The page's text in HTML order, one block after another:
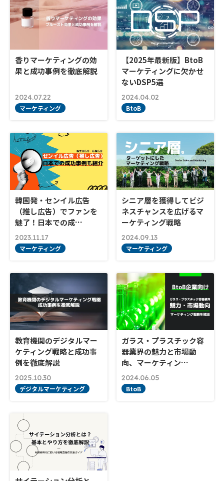
香りマーケティングの効
果と成功事例を徹底解説
2024.07.22
マーケティング
【2025年最新版】BtoB
マーケティングに欠かせ
ないDSP5選
2024.04.02
BtoB
韓国発・センイル広告
（推し広告）でファンを
魅了！日本での成…
2023.11.17
マーケティング
シニア層を獲得してビジ
ネスチャンスを広げるマ
ーケティング戦略
2024.09.13
マーケティング
教育機関のデジタルマー
ケティング戦略と成功事
例を徹底解説
2025.10.30
デジタルマーケティング
ガラス・プラスチック容
器業界の魅力と市場動
向、マーケティン…
2024.06.05
BtoB